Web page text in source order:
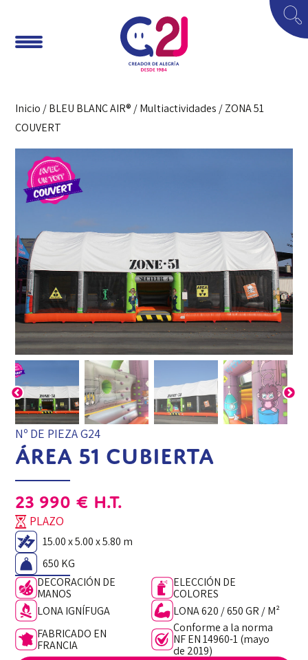
Inicio /BLEU BLANC AIR® /Multiactividades / ZONA 51
COUVERT
Nº DE PIEZA G24
ÁREA 51 CUBIERTA
23 990 € H.T.
PLAZO
15.00 x 5.00 x 5.80 m
650 KG
DECORACIÓN DE
MANOS
ELECCIÓN DE
COLORES
LONA IGNÍFUGA
LONA 620 / 650 GR / M²
FABRICADO EN
FRANCIA
Conforme a la norma
NF EN 14960-1 (mayo
de 2019)